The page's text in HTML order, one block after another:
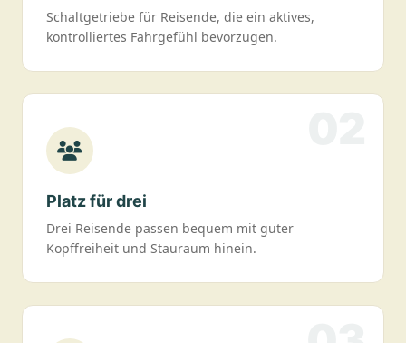
Schaltgetriebe für Reisende, die ein aktives,
kontrolliertes Fahrgefühl bevorzugen.
Platz für drei
Drei Reisende passen bequem mit guter
Kopffreiheit und Stauraum hinein.